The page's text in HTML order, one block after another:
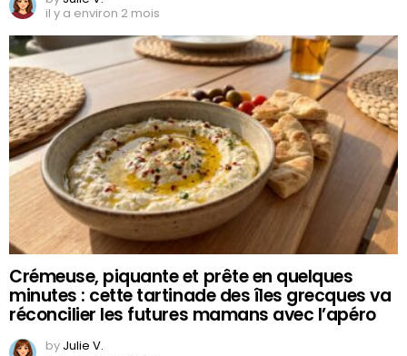
il y a environ 2 mois
Crémeuse, piquante et prête en quelques
minutes : cette tartinade des îles grecques va
réconcilier les futures mamans avec l’apéro
by Julie V.